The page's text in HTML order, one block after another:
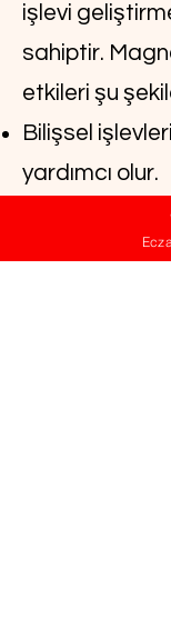
işlevi
sahiptir.
etkileri şu
Bilişsel
yardımcı olur.
Magnezyum
takviyesi,